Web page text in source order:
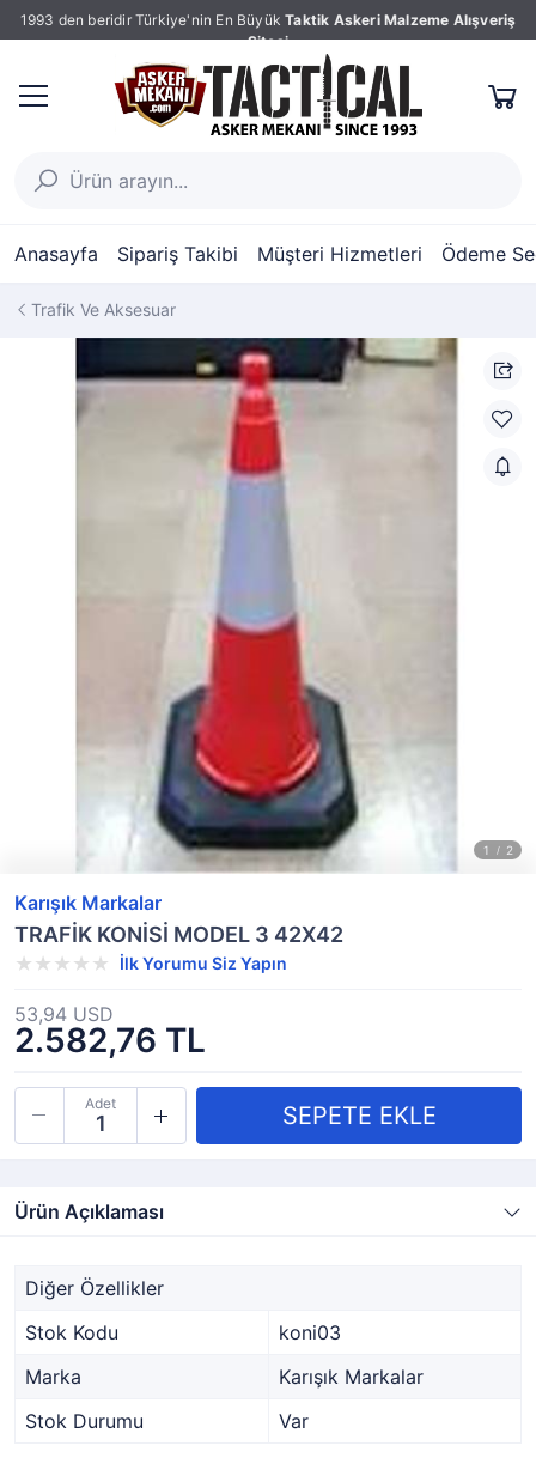
1993 den beridir Türkiye'nin En Büyük Taktik Askeri Malzeme Alışveriş
Sitesi
Anasayfa Sipariş Takibi Müşteri Hizmetleri Ödeme
Trafik Ve Aksesuar
Karışık Markalar
TRAFİK KONİSİ MODEL 3 42X42
İlk Yorumu Siz Yapın
2.582,76 TL
53,94 USD
Adet
Ürün Açıklaması
Diğer Özellikler
Stok Kodu
koni03
Marka
Karışık Markalar
Stok Durumu
Var